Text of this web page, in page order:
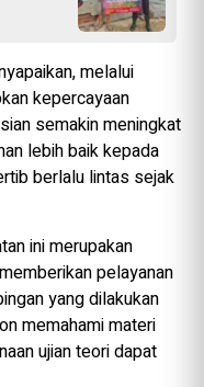
melalui
kepercayaan
semakin meningkat
lebih baik kepada
berlalu lintas sejak
ini merupakan
pelayanan
yang dilakukan
memahami materi
ujian teori dapat